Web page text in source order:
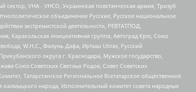
УНА - УНСО, Украинская повстанческая армия, Тризуб
объединение Русские, Русское национальное
экстремистской деятельности, РЕВТАТПОД,
Каракольская инициативная группа, Автоград Крю, Союз
W.H.С., Фалунь Дафа, Иртыш Ultras, Русский
округа г. Краснодара, Мужское государство,
Союз Советских Светлых Родов, Совет Советских
Татарстанское Региональное Всетатарское общественное
народа, Исполнительный комитет совета народных